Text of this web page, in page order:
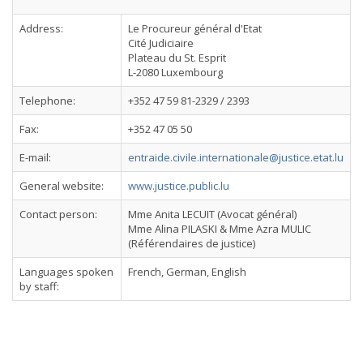
Address:
Le Procureur général d'Etat
Cité Judiciaire
Plateau du St. Esprit
L-2080 Luxembourg
Telephone:
+352 47 59 81-2329 / 2393
Fax:
+352 47 05 50
E-mail:
entraide.civile.internationale@justice.etat.lu
General website:
www.justice.public.lu
Contact person:
Mme Anita LECUIT (Avocat général)
Mme Alina PILASKI & Mme Azra MULIC
(Référendaires de justice)
Languages spoken
by staff:
French, German, English